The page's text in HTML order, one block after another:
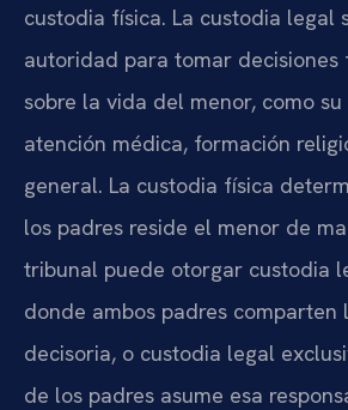
custodia física. La custodia legal
autoridad para tomar decisiones
sobre la vida del menor, como
atención médica, formación
general. La custodia física
los padres reside el menor de
tribunal puede otorgar custodia
donde ambos padres comparten
decisoria, o custodia legal
de los padres asume esa